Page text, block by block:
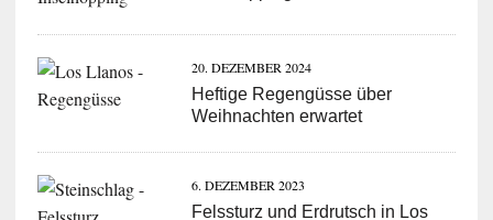
20. DEZEMBER 2024
Heftige Regengüsse über
Weihnachten erwartet
6. DEZEMBER 2023
Felssturz und Erdrutsch in Los